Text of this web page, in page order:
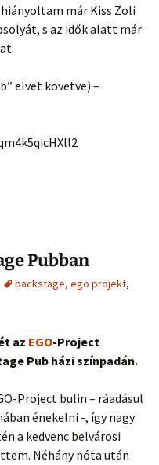
már Kiss Zoli
s az idők alatt már
elvet követve) –
Pubban
backstage, ego projekt,
az EGO-Project
Pub házi színpadán.
Project bulin – ráadásul
énekelni -, így nagy
a kedvenc belvárosi
Néhány nóta után